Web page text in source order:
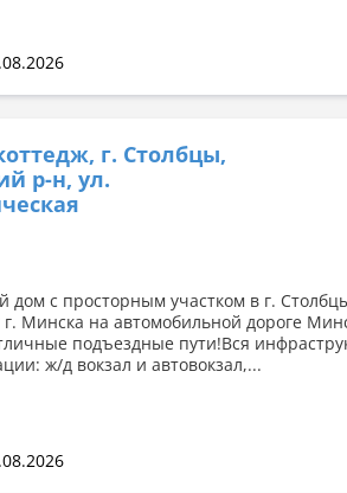
г. Столбцы,
р-н, ул.
дом с просторным участком в г.
Минска на автомобильной дороге
подъездные пути!Вся
ж/д вокзал и автовокзал,...